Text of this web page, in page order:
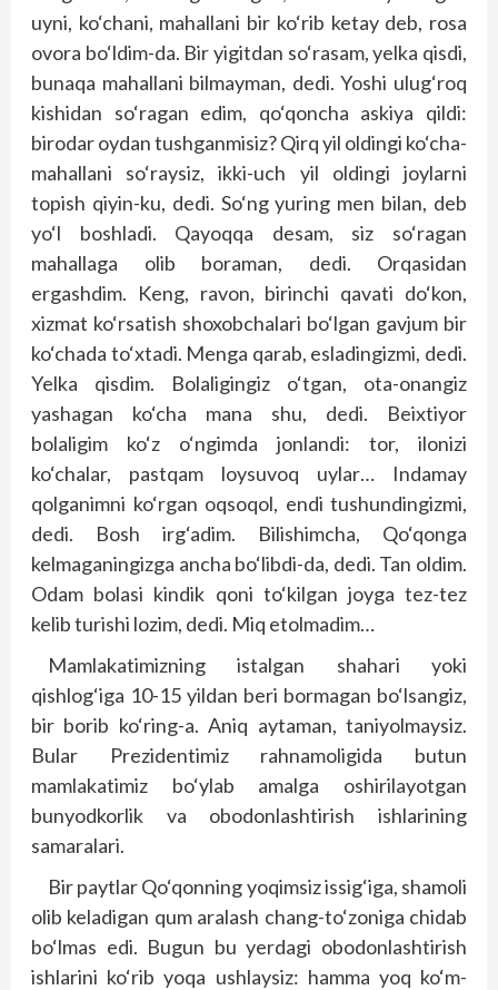
uyni, ko‘chani, mahallani bir ko‘rib ketay deb, rosa
ovora bo‘ldim-da. Bir yigitdan so‘rasam, yelka qisdi,
bunaqa mahallani bilmayman, dedi. Yoshi ulug‘roq
kishidan so‘ragan edim, qo‘qoncha askiya qildi:
birodar oydan tushganmisiz? Qirq yil oldingi ko‘cha-
mahallani so‘raysiz, ikki-uch yil oldingi joylarni
topish qiyin-ku, dedi. So‘ng yuring men bilan, deb
yo‘l boshladi. Qayoqqa desam, siz so‘ragan
mahallaga olib boraman, dedi. Orqasidan
ergashdim. Keng, ravon, birinchi qavati do‘kon,
xizmat ko‘rsatish shoxobchalari bo‘lgan gavjum bir
ko‘chada to‘xtadi. Menga qarab, esladingizmi, dedi.
Yelka qisdim. Bolaligingiz o‘tgan, ota-onangiz
yashagan ko‘cha mana shu, dedi. Beixtiyor
bolaligim ko‘z o‘ngimda jonlandi: tor, ilonizi
ko‘chalar, pastqam loysuvoq uylar… Indamay
qolganimni ko‘rgan oqsoqol, endi tushundingizmi,
dedi. Bosh irg‘adim. Bilishimcha, Qo‘qonga
kelmaganingizga ancha bo‘libdi-da, dedi. Tan oldim.
Odam bolasi kindik qoni to‘kilgan joyga tez-tez
kelib turishi lozim, dedi. Miq etolmadim…
Mamlakatimizning istalgan shahari yoki
qishlog‘iga 10-15 yildan beri bormagan bo‘lsangiz,
bir borib ko‘ring-a. Aniq aytaman, taniyolmaysiz.
Bular Prezidentimiz rahnamoligida butun
mamlakatimiz bo‘ylab amalga oshirilayotgan
bunyodkorlik va obodonlashtirish ishlarining
samaralari.
Bir paytlar Qo‘qonning yoqimsiz issig‘iga, shamoli
olib keladigan qum aralash chang-to‘zoniga chidab
bo‘lmas edi. Bugun bu yerdagi obodonlashtirish
ishlarini ko‘rib yoqa ushlaysiz: hamma yoq ko‘m-